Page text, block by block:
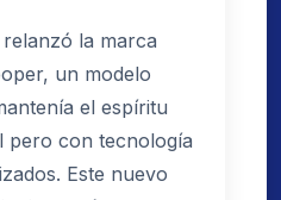
la marca
un modelo
el espíritu
pero con tecnología
Este nuevo